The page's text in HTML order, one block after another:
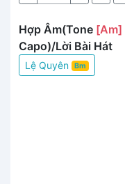
Hợp Âm(Tone [Am]
Capo)/Lời Bài Hát
Lệ Quyên Bm